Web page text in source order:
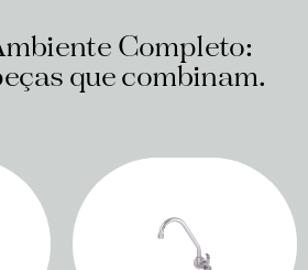
Completo:
que combinam.